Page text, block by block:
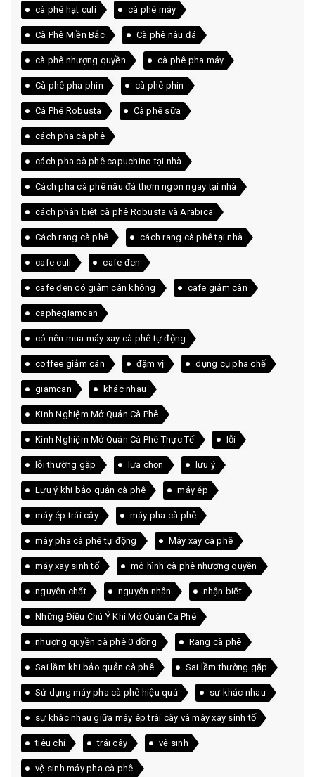
cà phê hạt culi cà phê máy
Cà Phê Miền Bắc Cà phê nâu đá
cà phê nhượng quyền cà phê pha máy
Cà phê pha phin cà phê phin
Cà Phê Robusta Cà phê sữa
cách pha cà phê
cách pha cà phê capuchino tại nhà
Cách pha cà phê nâu đá thơm ngon ngay tại nhà
cách phân biệt cà phê Robusta và Arabica
Cách rang cà phê cách rang cà phê tại nhà
cafe culi cafe đen
cafe đen có giảm cân không cafe giảm cân
caphegiamcan
có nên mua máy xay cà phê tự động
coffee giảm cân đậm vị dụng cụ pha chế
giamcan khác nhau
Kinh Nghiệm Mở Quán Cà Phê
Kinh Nghiệm Mở Quán Cà Phê Thực Tế lỗi
lỗi thường gặp lựa chọn lưu ý
Lưu ý khi bảo quản cà phê máy ép
máy ép trái cây máy pha cà phê
máy pha cà phê tự động Máy xay cà phê
máy xay sinh tố mô hình cà phê nhượng quyền
nguyên chất nguyên nhân nhận biết
Những Điều Chú Ý Khi Mở Quán Cà Phê
nhượng quyền cà phê 0 đồng Rang cà phê
Sai lầm khi bảo quản cà phê Sai lầm thường gặp
Sử dụng máy pha cà phê hiệu quả sự khác nhau
sự khác nhau giữa máy ép trái cây và máy xay sinh tố
tiêu chí trái cây vệ sinh
vệ sinh máy pha cà phê